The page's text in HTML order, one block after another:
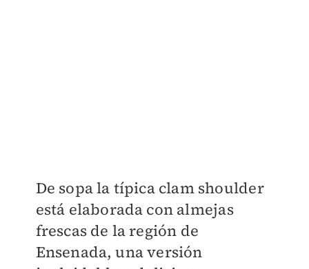
De sopa la típica clam shoulder
está elaborada con almejas
frescas de la región de
Ensenada, una versión